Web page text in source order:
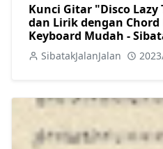
Kunci Gitar "Disco
dan Lirik dengan
Keyboard Mudah -
SibatakJalanJalan